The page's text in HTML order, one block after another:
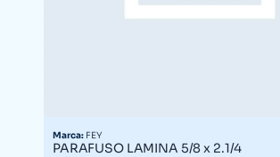
Marca: FEY
PARAFUSO LAMINA 5/8 x 2.1/4